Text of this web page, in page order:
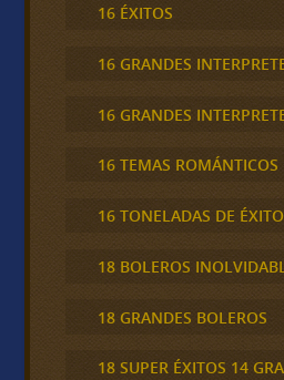
16 ÉXITOS
16 GRANDES
16 GRANDES
16 TEMAS ROMÁNTICOS
16 TONELADAS DE
18 BOLEROS
18 GRANDES BOLEROS
18 SUPER ÉXITOS 14